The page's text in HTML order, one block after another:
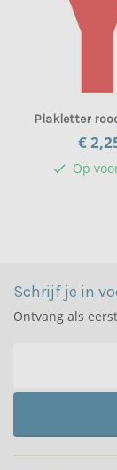
Plakletter
€ 2,
check Op
Schrijf je in
Ontvang als